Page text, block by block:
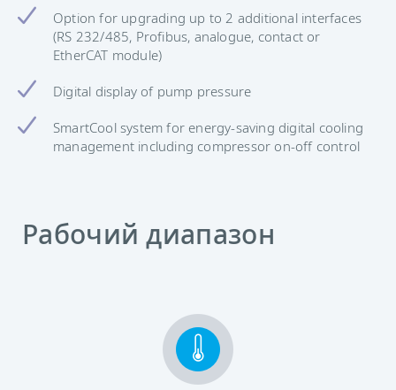
Option for upgrading up to 2 additional interfaces
(RS 232/485, Profibus, analogue, contact or
EtherCAT module)
Digital display of pump pressure
SmartCool system for energy-saving digital cooling
management including compressor on-off control
Рабочий диапазон